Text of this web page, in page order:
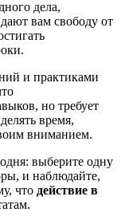
дела,
вам свободу от
и практиками
но требует
время,
вниманием.
выберите одну
и наблюдайте,
что действие в